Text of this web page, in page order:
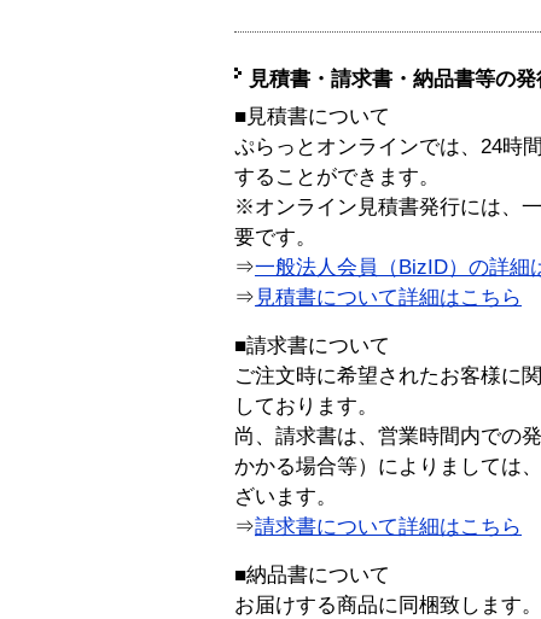
見積書・請求書・納品書等の
■見積書について
ぷらっとオンラインでは、24時
することができます。
※オンライン見積書発行には、
要です。
⇒一般法人会員（BizID）の詳細
⇒ 見積書について詳細はこちら
■請求書について
ご注文時に希望されたお客様に
しております。
尚、請求書は、営業時間内での
かかる場合等）によりましては
ざいます。
⇒請求書について詳細はこちら
■納品書について
お届けする商品に同梱致します。